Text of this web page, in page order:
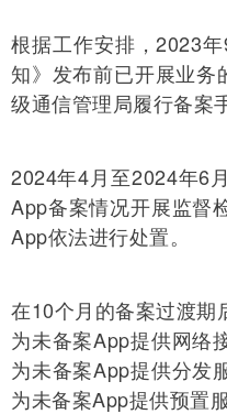
根据工作安排，2023
知》发布前已开展业务
级通信管理局履行备案
2024年4月至2024年6
App备案情况开展监督
App依法进行处置。
在10个月的备案过渡期
为未备案App提供网络
为未备案App提供分发
为未备案App提供预置服